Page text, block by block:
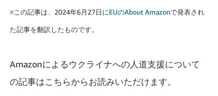
※この記事は、2024年6月27日にEUのAbout Amazonで発表され
た記事を翻訳したものです。
Amazonによるウクライナへの人道支援について
の記事はこちらからお読みいただけます。